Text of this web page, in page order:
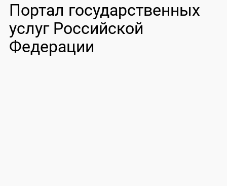
Портал государственных
услуг Российской
Федерации